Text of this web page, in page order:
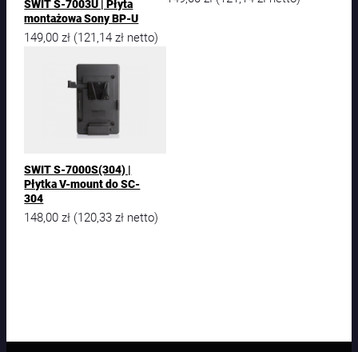
SWIT S-7003U | Płyta
montażowa Sony BP-U
149,00zł (121,14zł netto)
SWIT S-7000S(304) |
Płytka V-mount do SC-
304
148,00zł (120,33zł netto)